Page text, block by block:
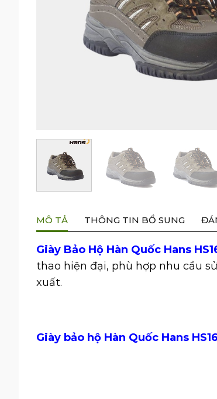
MÔ TẢ THÔNG TIN BỔ SUNG
Giày Bảo Hộ Hàn Quốc Hans
thao hiện đại, phù hợp nhu cầu
xuất.
Giày bảo hộ Hàn Quốc Hans